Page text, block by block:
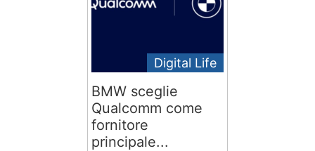
Digital Life
BMW sceglie
Qualcomm come
fornitore
principale...